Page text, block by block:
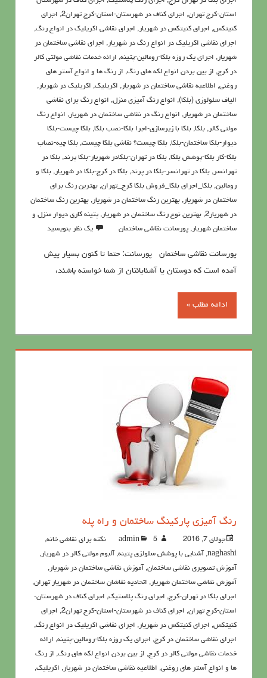
استان-کرج تهران, اجرای کناف در شهرستان-استان-کرج تهران2 , اجرای
کنیتکس, اجرای کنیتکس در شهریار , اجرای نقاشی اکریلیک در انواع رنگ,
اجرای نقاشی اکریلیک در انواع رنگ در شهریار , اجرای نقاشی ساختمان در
شهریار , اجرای یک روزه بلکا-رومالین-پتینه, ارائه خدمات نقاشی مولتی کالر
در کرج, از بین بردن انواع لکه های رنگ, از رنگ ها و انواع آستر های
روغنی, اطلاعيه نقاشی ساختمان در شهریار , اکريليک, اکريليک در شهریار ,
الیاف سلولوزی (بلکا), انواع رنگ آمیزی منزل, انواع رنگ برای نقاشی
ساختمان در شهریار , انواع رنگ در نقاشی ساختمان در شهریار , انواع رنگ
مولتی کالر , بلکا, بلکا با زیرسازی-اجرا بلکا-نصب بلکا, بلکا چیست-بلکا
دیوار-بلکا ساختمان-بلکا, بلکا چیست؟ نقاشی بلکا چیست, بلکا چیه-نصاب
بلکا-کار بلکا-پوشش بلکا, بلکا در تهران-بلکادر شهریار-بلکا پرند, بلکا در
تهرانسر , بلکا در تهرانسر-بلکا در پرند, بلکا در کرج-بلکا در شهریار , بلکا و
رومالین, بلکا_اجرای بلکا_فروش بلکا کرج_تهران, بهترین رنگ برای
ساختمان در شهریار , بهترین رنگ ساختمان در شهریار , بهترین رنگ ساختمان
در شهریار2
, بهترین نوع رنگ ساختمان در شهریار , پتينه کاري ديوار منزل و
ساختمان شهریار , پورسانت نقاشی ساختمان یک نظر بنویسید
پورسانت نقاشی ساختمان پورسانت: حتما تا کنون بسيار پيش
آمده است که دوستان يا آشنايانتان از شما خواسته باشند،
ادامه مطلب »
رنگ آمیزی پارکینگ ساختمان و راه پله
جولای 7, 2016 admin 5نکته برای نقاشی خانه
,
naghashi
, آشنايي با پوشش سلولزي پتينه, آلبوم مولتی کالر در شهریار,
آموزش تصویری نقاشی ساختمان, آموزش نقاشی ساختمان در شهریار,
آموزش نقاشی ساختمان شهریار, اتحادیه نقاشان ساختمان در شهریار تهران,
اجرای بلکا در تهران-کرج, اجرای رنگ پلاستیک, اجرای کناف در شهرستان-
استان-کرج تهران, اجرای کناف در شهرستان-استان-کرج تهران2 , اجرای
کنیتکس, اجرای کنیتکس در شهریار, اجرای نقاشی اکریلیک در انواع رنگ,
اجرای نقاشی ساختمان در کرج, اجرای یک روزه بلکا-رومالین-پتینه, ارائه
خدمات نقاشی مولتی کالر در کرج, از بین بردن انواع لکه های رنگ, از رنگ
ها و انواع آستر های روغنی, اطلاعيه نقاشی ساختمان در شهریار, اکريليک,